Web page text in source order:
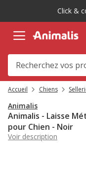
message,
Click &
Accueil Chiens
Animalis
Animalis - Laisse
pour Chien - Noir
Voir description